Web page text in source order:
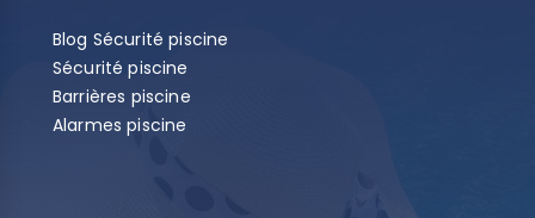
Blog Sécurité piscine
Sécurité piscine
Barrières piscine
Alarmes piscine